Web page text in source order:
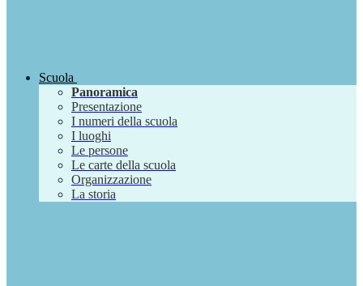
Scuola
Panoramica
Presentazione
I numeri della scuola
I luoghi
Le persone
Le carte della scuola
Organizzazione
La storia